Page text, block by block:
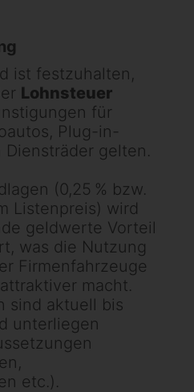
ist festzuhalten,
Lohnsteuer
für
Plug-in-
gelten.
(0,25 % bzw.
Listenpreis) wird
geldwerte Vorteil
was die Nutzung
Firmenfahrzeuge
macht.
sind aktuell bis
unterliegen
etc.).